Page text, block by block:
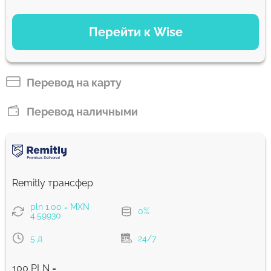
Перейти к Wise
ВАРИАНТЫ ОПЛАТЫ
Оплатить банковским переводом
441.19 MXN 2 д
Комиссия Strumok, всегда 0%
Перевод на карту
Перевод наличными
Remitly трансфер
pln 1.00 = MXN
4.59930
0%
5 д 24/7
100 PLN =